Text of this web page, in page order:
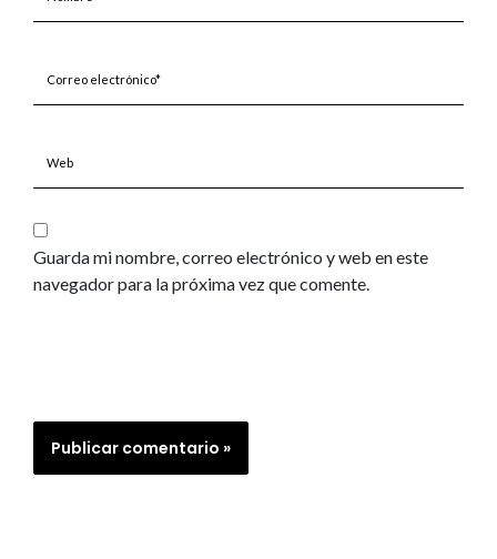
electrónico*
Guarda mi nombre, correo electrónico y web en este
navegador para la próxima vez que comente.